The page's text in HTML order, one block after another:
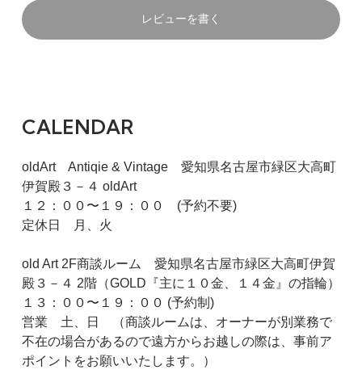
レビューを書く
CALENDAR
oldArt Antiqie & Vintage 愛知県名古屋市緑区大高町
伊賀殿３－４ oldArt
１２：００〜１９：００ (予約不要)
定休日 月、火
old Art 2F商談ルーム 愛知県名古屋市緑区大高町伊賀
殿３－４ 2階（GOLD『主に１０金、１４金』の指輪）
１３：００〜１９：００ (予約制)
営業 土、日 （商談ルームは、オーナーが別業務で
不在の場合があるので遠方からお越しの際は、事前ア
ポイントをお願いいたします。）